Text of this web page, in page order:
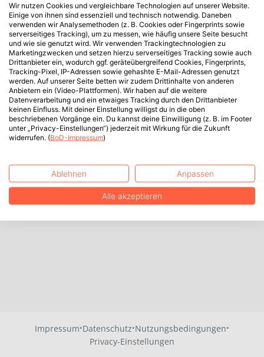
Impressum·Datenschutz·Nutzungsbedingungen·
Privacy-Einstellungen
Wir nutzen Cookies und vergleichbare Technologien auf unserer Website.
Einige von ihnen sind essenziell und technisch notwendig. Daneben
verwenden wir Analysemethoden (z. B. Cookies oder Fingerprints sowie
serverseitiges Tracking), um zu messen, wie häufig unsere Seite besucht
und wie sie genutzt wird. Wir verwenden Trackingtechnologien zu
Marketingzwecken und setzen hierzu serverseitiges Tracking sowie auch
Drittanbieter ein, wodurch ggf. geräteübergreifend Cookies, Fingerprints,
Tracking-Pixel, IP-Adressen sowie gehashte E-Mail-Adressen genutzt
werden. Auf unserer Seite betten wir zudem Drittinhalte von anderen
Anbietern ein (Video-Plattformen). Wir haben auf die weitere
Datenverarbeitung und ein etwaiges Tracking durch den Drittanbieter
keinen Einfluss. Mit deiner Einstellung willigst du in die oben
beschriebenen Vorgänge ein. Du kannst deine Einwilligung (z. B. im Footer
unter „Privacy-Einstellungen“) jederzeit mit Wirkung für die Zukunft
widerrufen. (BoD-Impressum)
Ablehnen Anpassen
Alle akzeptieren